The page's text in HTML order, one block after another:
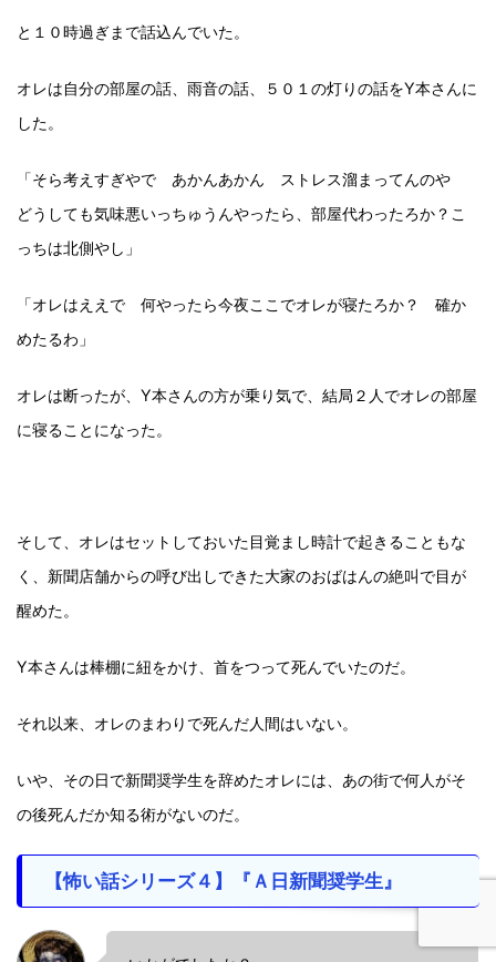
と１０時過ぎまで話込んでいた。
オレは自分の部屋の話、雨音の話、５０１の灯りの話をY本さんに
した。
「そら考えすぎやで あかんあかん ストレス溜まってんのや
どうしても気味悪いっちゅうんやったら、部屋代わったろか？こ
っちは北側やし」
「オレはええで 何やったら今夜ここでオレが寝たろか？ 確か
めたるわ」
オレは断ったが、Y本さんの方が乗り気で、結局２人でオレの部屋
に寝ることになった。
そして、オレはセットしておいた目覚まし時計で起きることもな
く、新聞店舗からの呼び出しできた大家のおばはんの絶叫で目が
醒めた。
Y本さんは棒棚に紐をかけ、首をつって死んでいたのだ。
それ以来、オレのまわりで死んだ人間はいない。
いや、その日で新聞奨学生を辞めたオレには、あの街で何人がそ
の後死んだか知る術がないのだ。
【怖い話シリーズ４】『Ａ日新聞奨学生』